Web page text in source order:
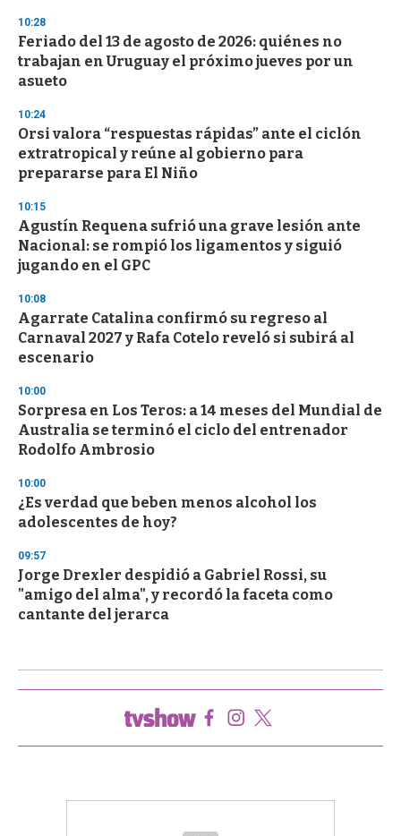
s
e
c
o
n
10:28
Feriado del 13 de agosto de 2026: quiénes no
trabajan en Uruguay el próximo jueves por un
asueto
10:24
Orsi valora “respuestas rápidas” ante el ciclón
extratropical y reúne al gobierno para
prepararse para El Niño
10:15
Agustín Requena sufrió una grave lesión ante
Nacional: se rompió los ligamentos y siguió
jugando en el GPC
10:08
Agarrate Catalina confirmó su regreso al
Carnaval 2027 y Rafa Cotelo reveló si subirá al
escenario
10:00
Sorpresa en Los Teros: a 14 meses del Mundial de
Australia se terminó el ciclo del entrenador
Rodolfo Ambrosio
10:00
¿Es verdad que beben menos alcohol los
adolescentes de hoy?
09:57
Jorge Drexler despidió a Gabriel Rossi, su
"amigo del alma", y recordó la faceta como
cantante del jerarca